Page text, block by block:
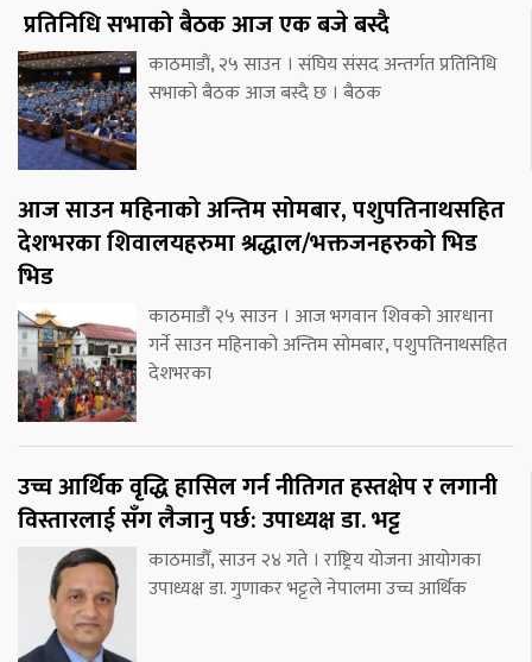
प्रतिनिधि सभाको बैठक आज एक बजे बस्दै
काठमाडौं, २५ साउन । संघिय संसद अन्तर्गत प्रतिनिधि
सभाको बैठक आज बस्दै छ । बैठक
आज साउन महिनाको अन्तिम सोमबार, पशुपतिनाथसहित
देशभरका शिवालयहरुमा श्रद्धाल/भक्तजनहरुको भिड
भिड
काठमाडौं २५ साउन । आज भगवान शिवको आरधाना
गर्ने साउन महिनाको अन्तिम सोमबार, पशुपतिनाथसहित
देशभरका
उच्च आर्थिक वृद्धि हासिल गर्न नीतिगत हस्तक्षेप र लगानी
विस्तारलाई सँग लैजानु पर्छ: उपाध्यक्ष डा. भट्ट
काठमाडौँ, साउन २४ गते । राष्ट्रिय योजना आयोगका
उपाध्यक्ष डा. गुणाकर भट्टले नेपालमा उच्च आर्थिक